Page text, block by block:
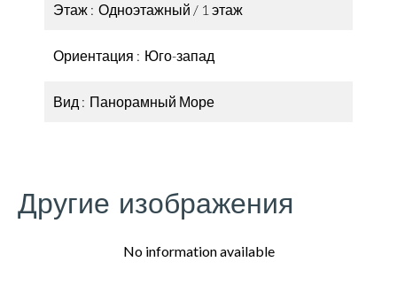
Этаж Одноэтажный / 1 этаж
Ориентация Юго-запад
Вид Панорамный Море
Другие изображения
No information available